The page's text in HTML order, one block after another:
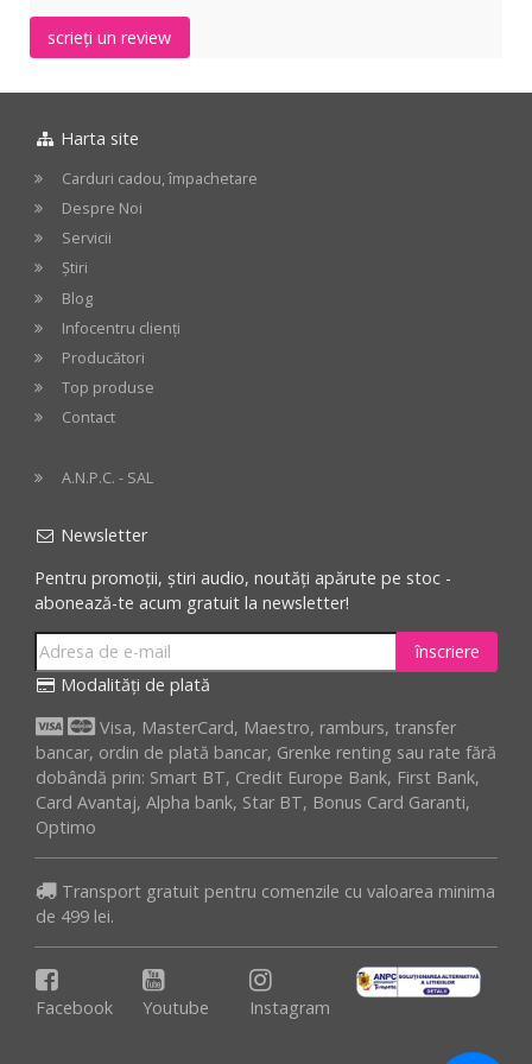
scrieți un review
Harta site
Carduri cadou, împachetare
Despre Noi
Servicii
Știri
Blog
Infocentru clienți
Producători
Top produse
Contact
A.N.P.C. - SAL
Newsletter
Pentru promoții, știri audio, noutăți apărute pe stoc -
abonează-te acum gratuit la newsletter!
înscriere
Modalități de plată
Visa, MasterCard, Maestro, ramburs, transfer
bancar, ordin de plată bancar, Grenke renting sau rate fără
dobândă prin: Smart BT, Credit Europe Bank, First Bank,
Card Avantaj, Alpha bank, Star BT, Bonus Card Garanti,
Optimo
Transport gratuit pentru comenzile cu valoarea minima
de 499 lei.
Facebook Youtube Instagram